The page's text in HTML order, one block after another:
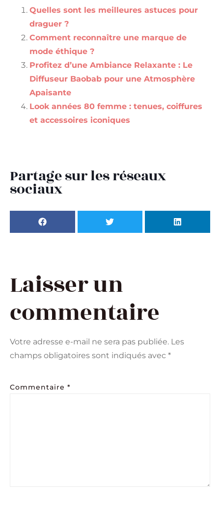
Quelles sont les meilleures astuces pour
draguer ?
Comment reconnaître une marque de
mode éthique ?
Profitez d’une Ambiance Relaxante : Le
Diffuseur Baobab pour une Atmosphère
Apaisante
Look années 80 femme : tenues, coiffures
et accessoires iconiques
Partage sur les réseaux
sociaux
Laisser un
commentaire
Votre adresse e-mail ne sera pas publiée. Les
champs obligatoires sont indiqués avec *
Commentaire *